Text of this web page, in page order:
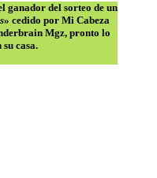
ganador del sorteo de un
» cedido por Mi Cabeza
Mgz, pronto lo
casa.